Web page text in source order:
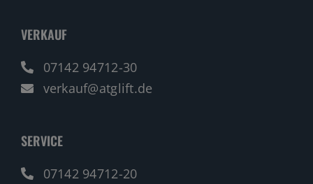
VERKAUF
07142 94712-30
verkauf@atglift.de
SERVICE
07142 94712-20